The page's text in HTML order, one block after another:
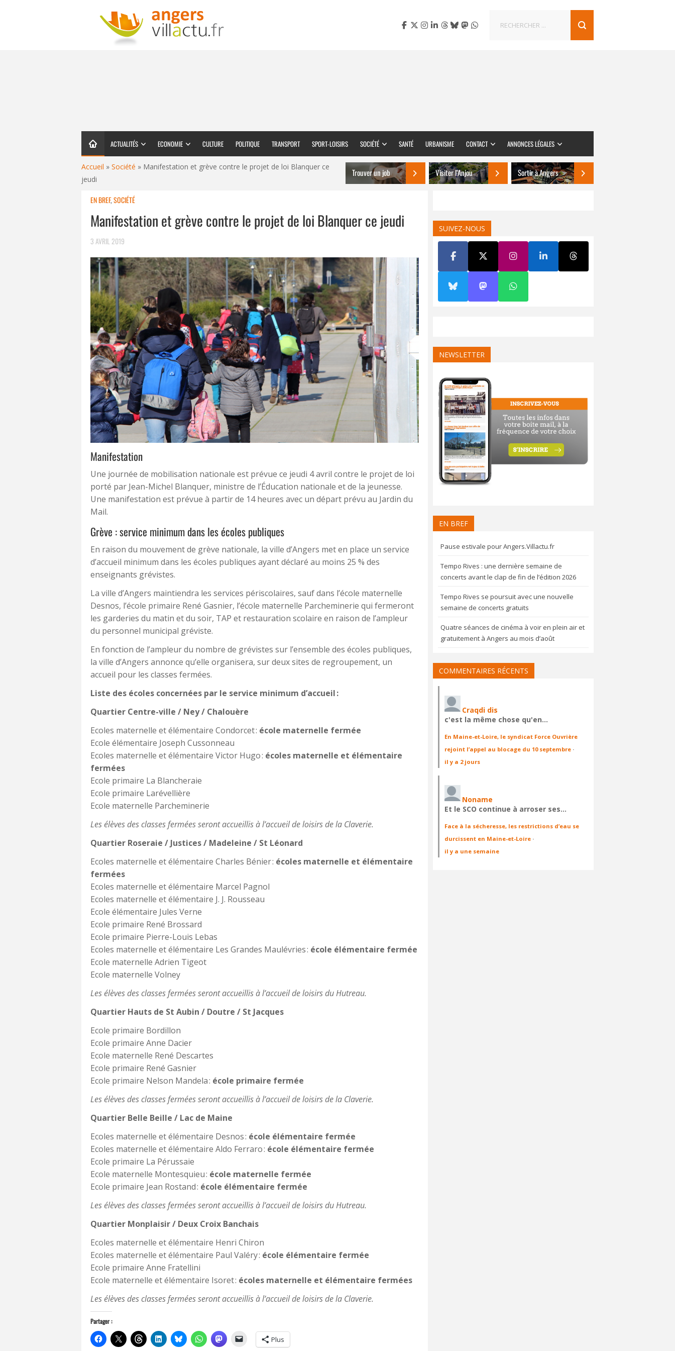
ACTUALITÉS ECONOMIE CULTURE POLITIQUE TRANSPORT SPORT-LOISIRS SOCIÉTÉ SANTÉ URBANISME CONTACT ANNONCES LÉGALES
Accueil » Société » Manifestation et grève contre le projet de loi Blanquer ce
jeudi
Trouver un job Visiter l’Anjou Sortir à Angers
EN BREF,SOCIÉTÉ
Manifestation et grève contre le projet de loi Blanquer ce jeudi
3 AVRIL 2019
Manifestation
Une journée de mobilisation nationale est prévue ce jeudi 4 avril contre le projet de loi
porté par Jean-Michel Blanquer, ministre de l’Éducation nationale et de la jeunesse.
Une manifestation est prévue à partir de 14 heures avec un départ prévu au Jardin du
Mail.
Grève : service minimum dans les écoles publiques
En raison du mouvement de grève nationale, la ville d’Angers met en place un service
d’accueil minimum dans les écoles publiques ayant déclaré au moins 25 % des
enseignants grévistes.
La ville d’Angers maintiendra les services périscolaires, sauf dans l’école maternelle
Desnos, l’école primaire René Gasnier, l’école maternelle Parcheminerie qui fermeront
les garderies du matin et du soir, TAP et restauration scolaire en raison de l’ampleur
du personnel municipal gréviste.
En fonction de l’ampleur du nombre de grévistes sur l’ensemble des écoles publiques,
la ville d’Angers annonce qu’elle organisera, sur deux sites de regroupement, un
accueil pour les classes fermées.
Liste des écoles concernées par le service minimum d’accueil :
Quartier Centre-ville / Ney / Chalouère
Ecoles maternelle et élémentaire Condorcet : école maternelle fermée
Ecole élémentaire Joseph Cussonneau
Ecoles maternelle et élémentaire Victor Hugo : écoles maternelle et élémentaire
fermées
Ecole primaire La Blancheraie
Ecole primaire Larévellière
Ecole maternelle Parcheminerie
Les élèves des classes fermées seront accueillis à l’accueil de loisirs de la Claverie.
Quartier Roseraie / Justices / Madeleine / St Léonard
Ecoles maternelle et élémentaire Charles Bénier : écoles maternelle et élémentaire
fermées
Ecoles maternelle et élémentaire Marcel Pagnol
Ecoles maternelle et élémentaire J. J. Rousseau
Ecole élémentaire Jules Verne
Ecole primaire René Brossard
Ecole primaire Pierre-Louis Lebas
Ecoles maternelle et élémentaire Les Grandes Maulévries : école élémentaire fermée
Ecole maternelle Adrien Tigeot
Ecole maternelle Volney
Les élèves des classes fermées seront accueillis à l’accueil de loisirs du Hutreau.
Quartier Hauts de St Aubin / Doutre / St Jacques
Ecole primaire Bordillon
Ecole primaire Anne Dacier
Ecole maternelle René Descartes
Ecole primaire René Gasnier
Ecole primaire Nelson Mandela : école primaire fermée
Les élèves des classes fermées seront accueillis à l’accueil de loisirs de la Claverie.
Quartier Belle Beille / Lac de Maine
Ecoles maternelle et élémentaire Desnos : école élémentaire fermée
Ecoles maternelle et élémentaire Aldo Ferraro : école élémentaire fermée
Ecole primaire La Pérussaie
Ecole maternelle Montesquieu : école maternelle fermée
Ecole primaire Jean Rostand : école élémentaire fermée
Les élèves des classes fermées seront accueillis à l’accueil de loisirs du Hutreau.
Quartier Monplaisir / Deux Croix Banchais
Ecoles maternelle et élémentaire Henri Chiron
Ecoles maternelle et élémentaire Paul Valéry : école élémentaire fermée
Ecole primaire Anne Fratellini
Ecole maternelle et élémentaire Isoret : écoles maternelle et élémentaire fermées
Les élèves des classes fermées seront accueillis à l’accueil de loisirs de la Claverie.
Partager :
Plus
SUIVEZ-NOUS
NEWSLETTER
EN BREF
Pause estivale pour Angers.Villactu.fr
Tempo Rives : une dernière semaine de
concerts avant le clap de fin de l’édition 2026
Tempo Rives se poursuit avec une nouvelle
semaine de concerts gratuits
Quatre séances de cinéma à voir en plein air et
gratuitement à Angers au mois d’août
COMMENTAIRES RÉCENTS
Craqdi dis
c'est la même chose qu'en…
En Maine-et-Loire, le syndicat Force Ouvrière
rejoint l’appel au blocage du 10 septembre ·
il y a 2 jours
Noname
Et le SCO continue à arroser ses…
Face à la sécheresse, les restrictions d’eau se
durcissent en Maine-et-Loire ·
il y a une semaine